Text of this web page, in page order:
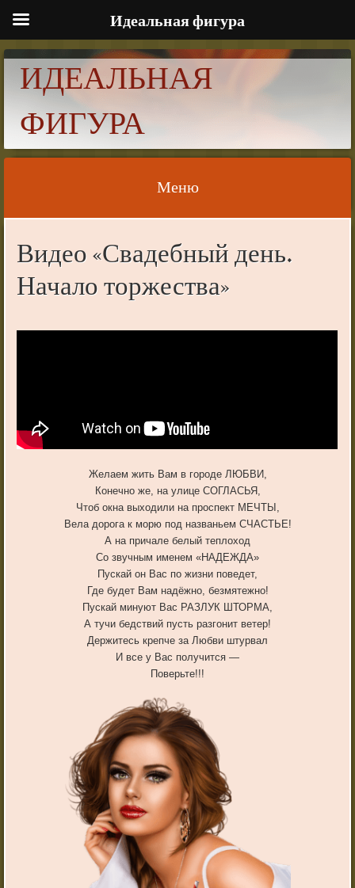
ИДЕАЛЬНАЯ
ФИГУРА
Меню
Видео «Свадебный день.
Начало торжества»
Желаем жить Вам в городе ЛЮБВИ,
Конечно же, на улице СОГЛАСЬЯ,
Чтоб окна выходили на проспект МЕЧТЫ,
Вела дорога к морю под названьем СЧАСТЬЕ!
А на причале белый теплоход
Со звучным именем «НАДЕЖДА»
Пускай он Вас по жизни поведет,
Где будет Вам надёжно, безмятежно!
Пускай минуют Вас РАЗЛУК ШТОРМА,
А тучи бедствий пусть разгонит ветер!
Держитесь крепче за Любви штурвал
И все у Вас получится —
Поверьте!!!
Идеальная фигура